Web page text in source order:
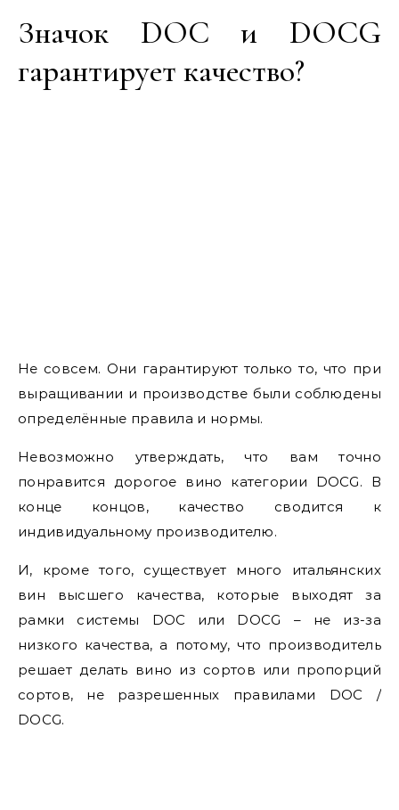
Значок DOC и DOCG
гарантирует качество?
Не совсем. Они гарантируют только то, что при
выращивании и производстве были соблюдены
определённые правила и нормы.
Невозможно утверждать, что вам точно
понравится дорогое вино категории DOCG. В
конце концов, качество сводится к
индивидуальному производителю.
И, кроме того, существует много итальянских
вин высшего качества, которые выходят за
рамки системы DOC или DOCG – не из-за
низкого качества, а потому, что производитель
решает делать вино из сортов или пропорций
сортов, не разрешенных правилами DOC /
DOCG.